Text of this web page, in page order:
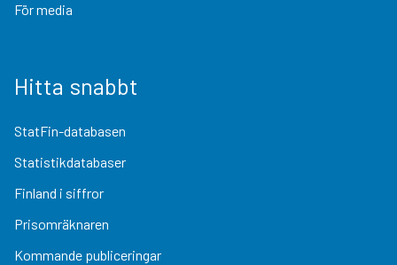
För media
Hitta snabbt
StatFin-databasen
Statistikdatabaser
Finland i siffror
Prisomräknaren
Kommande publiceringar